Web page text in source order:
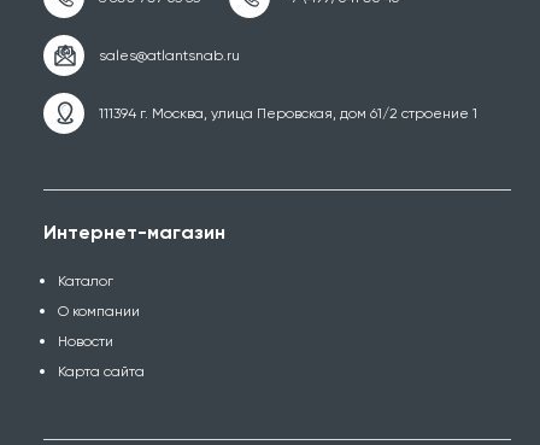
111394 г. Москва, улица Перовская, дом 61/2 строение 1
Интернет-магазин
Каталог
О компании
Новости
Карта сайта